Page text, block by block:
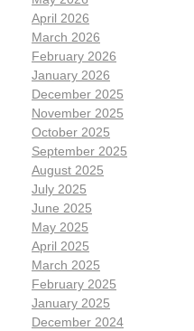
April 2026
March 2026
February 2026
January 2026
December 2025
November 2025
October 2025
September 2025
August 2025
July 2025
June 2025
May 2025
April 2025
March 2025
February 2025
January 2025
December 2024